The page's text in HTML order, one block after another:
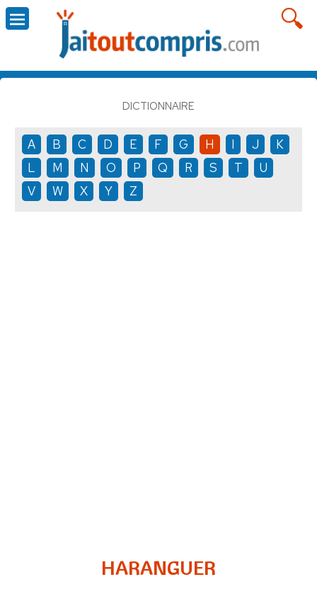
DICTIONNAIRE
A B C D E F G H I J
K
L
M N O P Q R S T
U
V
W X Y Z
HARANGUER